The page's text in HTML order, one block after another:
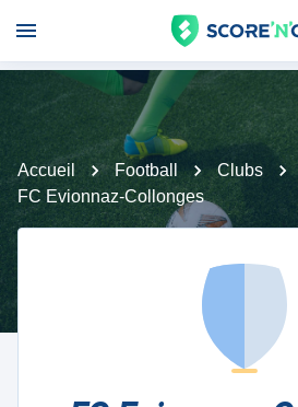
Accueil Football
Clubs
FC Evionnaz-Collonges